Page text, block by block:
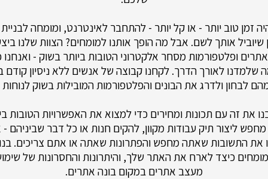
זמן טוב יותר - או קל יותר - להתחבר לאינטרנט, ומומחה
אותך לשם. אבל מה הופך אותנו למומחים? הצוות שלנו
ופלטפורמות מסחר אלקטרוני הטובות ביותר בשוק -
לאורך הדרך. לקחנו קבוצה של אנשים ללא ניסיון קודם
לבחון ולדרג את הבונים והפלטפורמות המובילות בשוק
את זה עם תכונות ומחירים כדי למצוא את האפשרויות הטובות
ליצור תיק עבודות מקוון, להקים חנות או כל דבר שביניהם -
את התשובות שאתה מחפש והפתרונות שאתה או אתם צריכים.
כיצד לארח את האתר שלך, והיתרונות והחסרונות של
מעצב אתרים במקום בונה אתרים.